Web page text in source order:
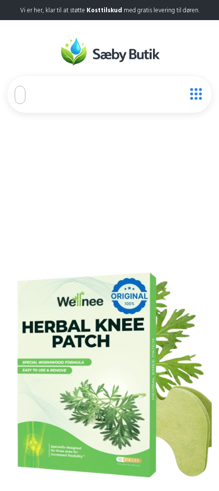
Vi er her, klar til at støtte Kosttilskud med gratis levering til døren.